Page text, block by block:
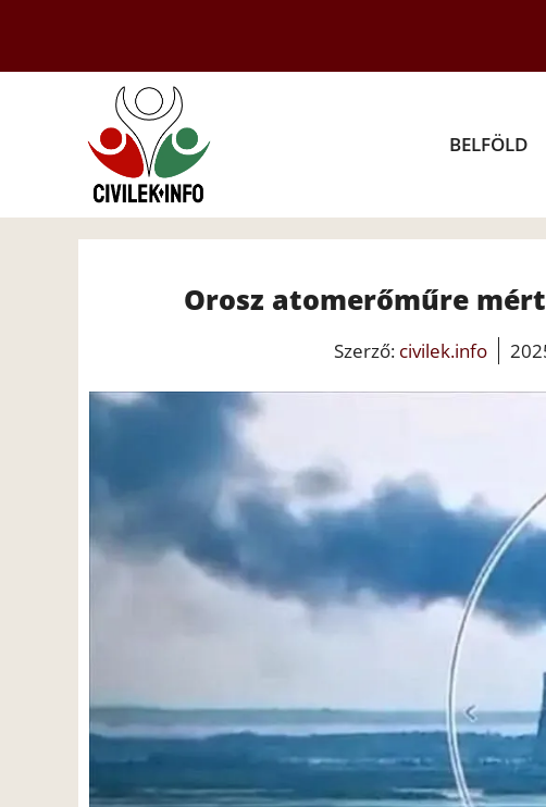
tartalomba
BELFÖLD
Orosz atomerőműre
Szerző: civilek.info